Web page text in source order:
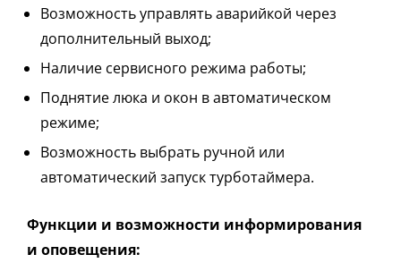
Возможность управлять аварийкой через
дополнительный выход;
Наличие сервисного режима работы;
Поднятие люка и окон в автоматическом
режиме;
Возможность выбрать ручной или
автоматический запуск турботаймера.
Функции и возможности информирования
и оповещения: